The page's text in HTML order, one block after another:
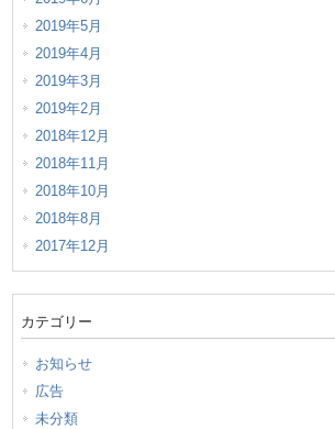
2019年5月
2019年4月
2019年3月
2019年2月
2018年12月
2018年11月
2018年10月
2018年8月
2017年12月
カテゴリー
お知らせ
広告
未分類